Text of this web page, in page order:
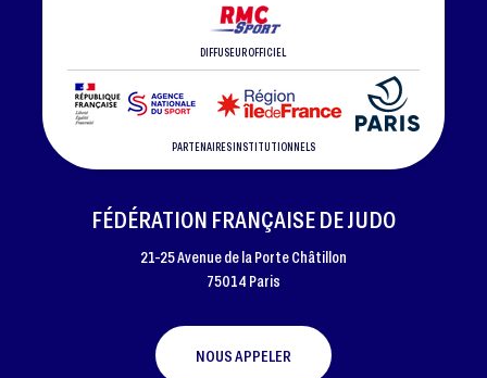
DIFFUSEUR OFFICIEL
PARTENAIRES INSTITUTIONNELS
FÉDÉRATION FRANÇAISE DE JUDO
21-25 Avenue de la Porte Châtillon
75014 Paris
NOUS APPELER